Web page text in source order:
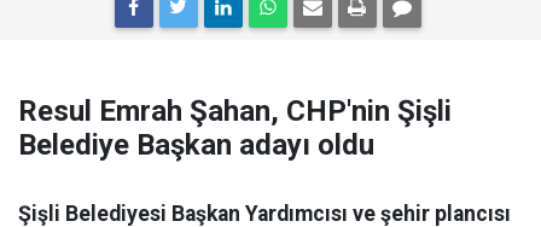
Resul Emrah Şahan, CHP'nin Şişli
Belediye Başkan adayı oldu
Şişli Belediyesi Başkan Yardımcısı ve şehir plancısı